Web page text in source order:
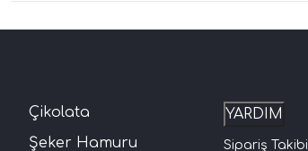
Çikolata
Şeker Hamuru
YARDIM
Sipariş Takibi